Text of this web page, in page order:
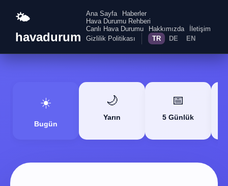
🌤️
havadurum
Ana Sayfa
Haberler
Hava Durumu Rehberi
Canlı Hava Durumu
Hakkımızda
İletişim
Gizlilik Politikası
TR DE EN
☀️
Bugün
🌙
Yarın
📅
5 Günlük